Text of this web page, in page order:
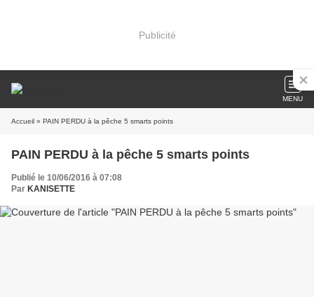
Publicité
MENU
Accueil » PAIN PERDU à la pêche 5 smarts points
PAIN PERDU à la pêche 5 smarts points
Publié le 10/06/2016 à 07:08
Par KANISETTE